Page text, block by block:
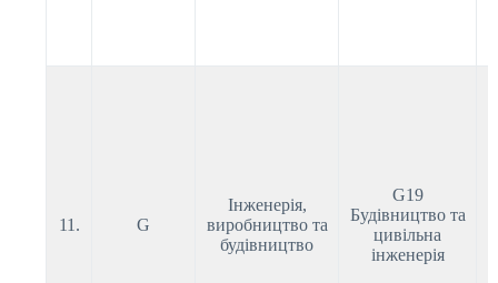
11. G
Інженерія,
виробництво та
будівництво
G19
Будівництво та
цивільна
інженерія